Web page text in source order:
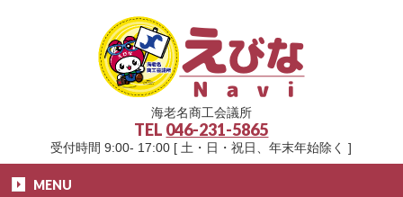
海老名商工会議所
TEL 046-231-5865
受付時間 9:00- 17:00 [ 土・日・祝日、年末年始除く ]
MENU